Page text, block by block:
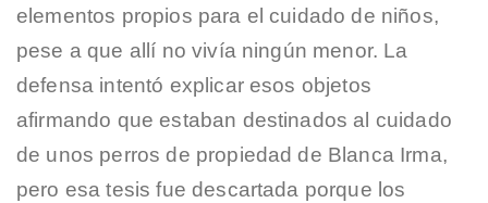
elementos propios para el cuidado de niños,
pese a que allí no vivía ningún menor. La
defensa intentó explicar esos objetos
afirmando que estaban destinados al cuidado
de unos perros de propiedad de Blanca Irma,
pero esa tesis fue descartada porque los